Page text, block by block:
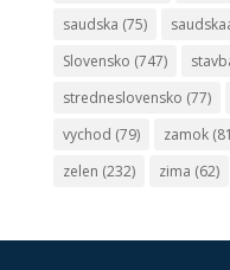
saudska (75)
Slovensko (747)
stredneslovensko (77)
vychod (79) zamok
zelen (232) zima (62)